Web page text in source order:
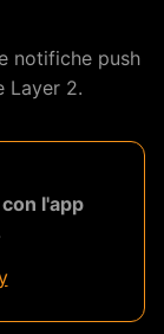
notifiche push
Layer 2.
l'app